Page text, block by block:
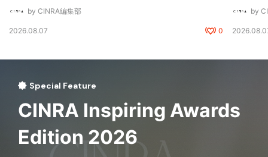
by CINRA編集部
2026.08.07 0
by
Special Feature
CINRA Inspiring Awards
Edition 2026